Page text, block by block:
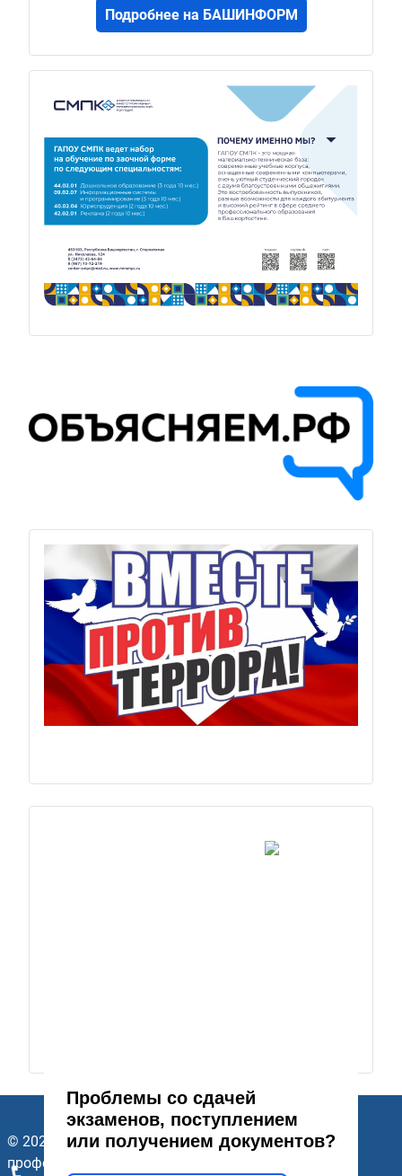
Подробнее на БАШИНФОРМ
Previous Next
Проблемы со сдачей
экзаменов, поступлением
или получением документов?
© 2026 ГАПОУ Стерлитамакский многопрофильный
профессиональный колледж. Все права защищены.